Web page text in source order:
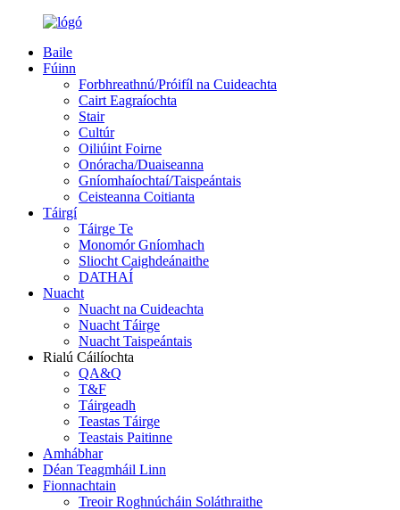
Baile
Fúinn
Forbhreathnú/Próifíl na Cuideachta
Cairt Eagraíochta
Stair
Cultúr
Oiliúint Foirne
Onóracha/Duaiseanna
Gníomhaíochtaí/Taispeántais
Ceisteanna Coitianta
Táirgí
Táirge Te
Monomór Gníomhach
Sliocht Caighdeánaithe
DATHAÍ
Nuacht
Nuacht na Cuideachta
Nuacht Táirge
Nuacht Taispeántais
Rialú Cáilíochta
QA&Q
T&F
Táirgeadh
Teastas Táirge
Teastais Paitinne
Amhábhar
Déan Teagmháil Linn
Fionnachtain
Treoir Roghnúcháin Soláthraithe